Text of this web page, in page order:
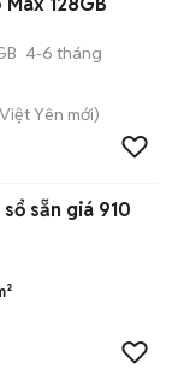
4-6 tháng
Việt Yên mới)
sẵn giá 910